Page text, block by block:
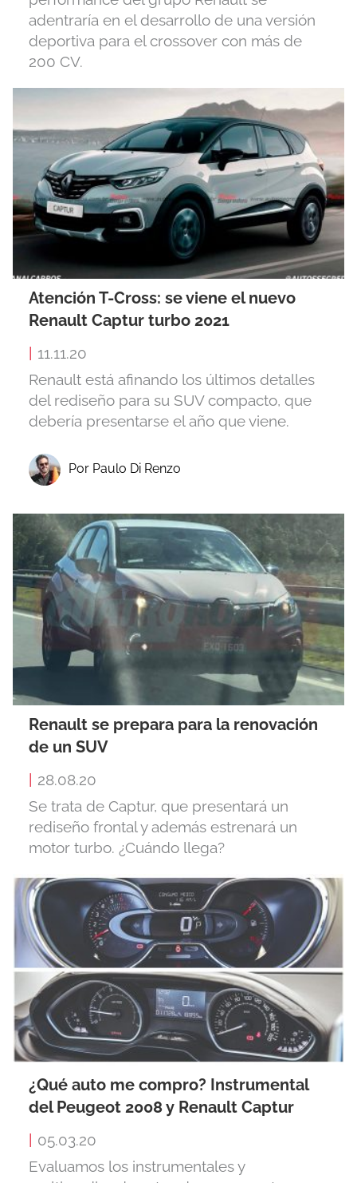
adentraría en el desarrollo de una versión
deportiva para el crossover con más de
200 CV.
Atención T-Cross: se viene el nuevo
Renault Captur turbo 2021
11.11.20
Renault está afinando los últimos detalles
del rediseño para su SUV compacto, que
debería presentarse el año que viene.
Por Paulo Di Renzo
Renault se prepara para la renovación
de un SUV
28.08.20
Se trata de Captur, que presentará un
rediseño frontal y además estrenará un
motor turbo. ¿Cuándo llega?
¿Qué auto me compro? Instrumental
del Peugeot 2008 y Renault Captur
05.03.20
Evaluamos los instrumentales y